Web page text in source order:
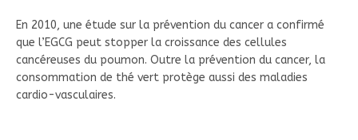
En 2010, une étude sur la prévention du cancer a confirmé
que l’EGCG peut stopper la croissance des cellules
cancéreuses du poumon. Outre la prévention du cancer, la
consommation de thé vert protège aussi des maladies
cardio-vasculaires.